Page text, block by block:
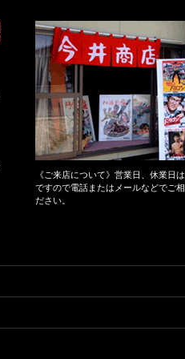
《ご来店について》営業日、休業日
ですので電話またはメールなどでご相
ださい。